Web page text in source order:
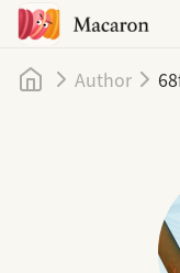
홈 Author